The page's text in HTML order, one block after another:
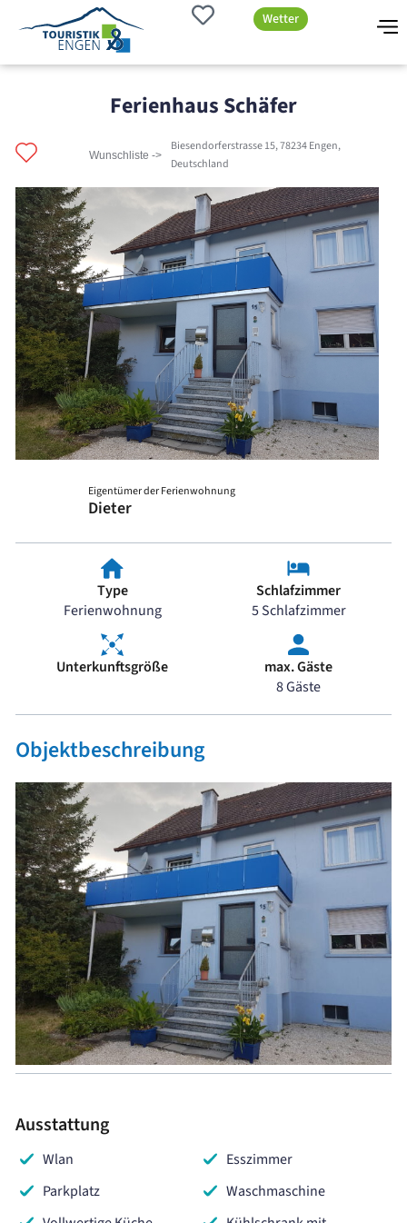
Wetter
Ferienhaus Schäfer
Biesendorferstrasse 15, 78234 Engen,
Deutschland
Wunschliste ->
Eigentümer der Ferienwohnung
Dieter
Type
Ferienwohnung
Schlafzimmer
5 Schlafzimmer
Unterkunftsgröße
max. Gäste
8 Gäste
Objektbeschreibung
Ausstattung
Wlan
Esszimmer
Parkplatz
Waschmaschine